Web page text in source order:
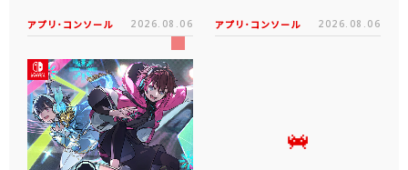
アプリ･コンソール 2026.08.06 アプリ･コンソール 2026.08.06